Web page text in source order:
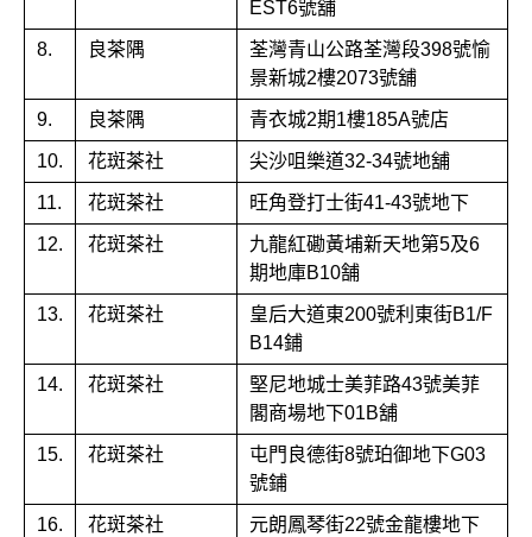
EST6號舖
8. 良茶隅
荃灣青山公路荃灣段398號愉
景新城2樓2073號舖
9. 良茶隅 青衣城2期1樓185A號店
10. 花斑茶社 尖沙咀樂道32-34號地舖
11. 花斑茶社 旺角登打士街41-43號地下
12. 花斑茶社
九龍紅磡黃埔新天地第5及6
期地庫B10舗
13. 花斑茶社
皇后大道東200號利東街B1/F
B14鋪
14. 花斑茶社
堅尼地城士美菲路43號美菲
閣商場地下01B舖
15. 花斑茶社
屯門良德街8號珀御地下G03
號鋪
16. 花斑茶社
元朗鳳琴街22號金龍樓地下